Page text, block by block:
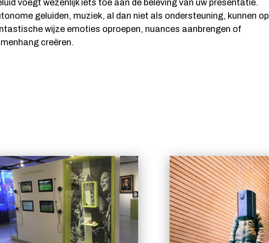
voegt wezenlijk iets toe aan de beleving van uw presentatie.
geluiden, muziek, al dan niet als ondersteuning, kunnen op
wijze emoties oproepen, nuances aanbrengen of
creëren.